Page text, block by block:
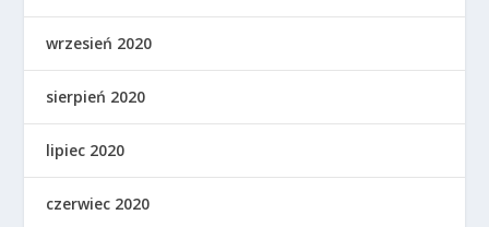
wrzesień 2020
sierpień 2020
lipiec 2020
czerwiec 2020